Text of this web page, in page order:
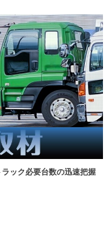
ック必要台数の迅速把握